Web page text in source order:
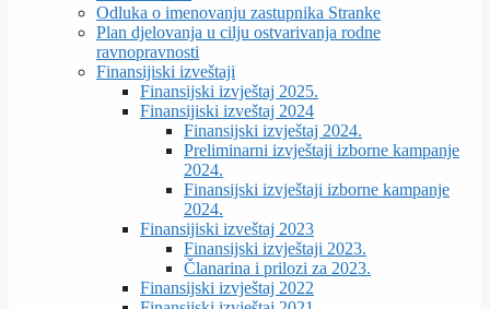
Odluka o imenovanju zastupnika Stranke
Plan djelovanja u cilju ostvarivanja rodne
ravnopravnosti
Finansijiski izveštaji
Finansijski izvještaj 2025.
Finansijiski izveštaj 2024
Finansijski izvještaj 2024.
Preliminarni izvještaji izborne kampanje
2024.
Finansijski izvještaji izborne kampanje
2024.
Finansijiski izveštaj 2023
Finansijski izvještaji 2023.
Članarina i prilozi za 2023.
Finansijski izvještaj 2022